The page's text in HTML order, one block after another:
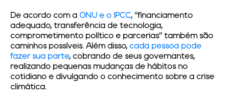
De acordo com a ONU e o IPCC, “financiamento
adequado, transferência de tecnologia,
comprometimento político e parcerias” também são
caminhos possíveis. Além disso, cada pessoa pode
fazer sua parte, cobrando de seus governantes,
realizando pequenas mudanças de hábitos no
cotidiano e divulgando o conhecimento sobre a crise
climática.